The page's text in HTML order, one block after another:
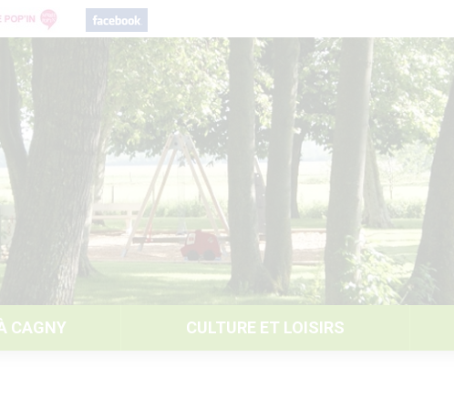
CAGNY CULTURE ET LOISIRS